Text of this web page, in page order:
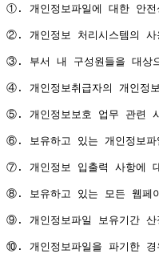
①. 개인정보파일에 대한 안전
②. 개인정보 처리시스템의
③. 부서 내 구성원들을 대상
④. 개인정보취급자의 개인정
⑤. 개인정보보호 업무 관련 사
⑥. 보유하고 있는 개인정보파
⑦. 개인정보 입출력 사항에
⑧. 보유하고 있는 모든 웹페
⑨. 개인정보파일 보유기간 산
⑩. 개인정보파일을 파기한